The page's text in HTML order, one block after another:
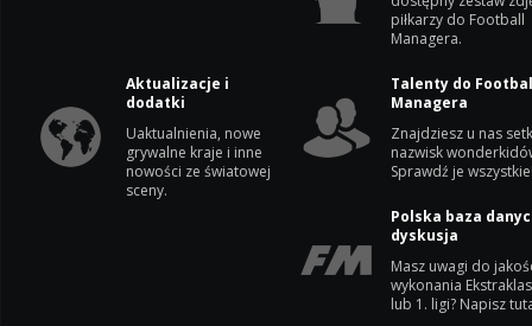
piłkarzy do Football
Managera.
Aktualizacje i
dodatki
Uaktualnienia, nowe
grywalne kraje i inne
nowości ze światowej
sceny.
Talenty do
Managera
Znajdziesz u nas
nazwisk
Sprawdź je
Polska baza
dyskusja
Masz uwagi do
wykonania
lub 1. ligi? Napisz